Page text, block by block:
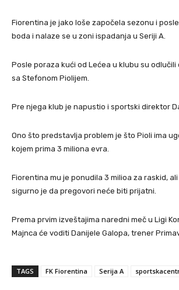
Fiorentina je jako loše započela sezonu i
boda i nalaze se u zoni ispadanja u Seriji A.
Posle poraza kući od Lećea u klubu su
sa Stefonom Piolijem.
Pre njega klub je napustio i sportski direktor
Ono što predstavlja problem je što Pioli ima
kojem prima 3 miliona evra.
Fiorentina mu je ponudila 3 milioa za raskid,
sigurno je da pregovori neće biti prijatni.
Prema prvim izveštajima naredni meč u Ligi
Majnca će voditi Danijele Galopa, trener
TAGS FK Fiorentina Serija A